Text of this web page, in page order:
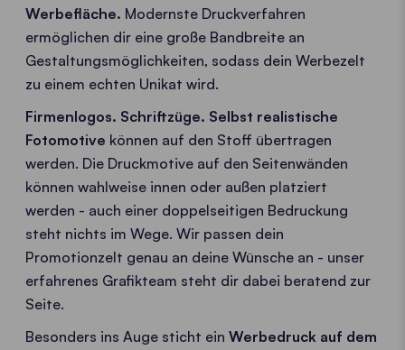
Werbefläche. Modernste Druckverfahren
ermöglichen dir eine große Bandbreite an
Gestaltungsmöglichkeiten, sodass dein Werbezelt
zu einem echten Unikat wird.
Firmenlogos. Schriftzüge. Selbst realistische
Fotomotive können auf den Stoff übertragen
werden. Die Druckmotive auf den Seitenwänden
können wahlweise innen oder außen platziert
werden - auch einer doppelseitigen Bedruckung
steht nichts im Wege. Wir passen dein
Promotionzelt genau an deine Wünsche an - unser
erfahrenes Grafikteam steht dir dabei beratend zur
Seite.
Besonders ins Auge sticht ein Werbedruck auf dem